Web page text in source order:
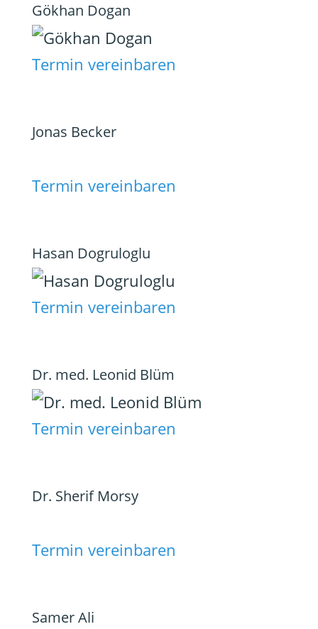
Gökhan Dogan
Termin vereinbaren
Jonas Becker
Termin vereinbaren
Hasan Dogruloglu
Termin vereinbaren
Dr. med. Leonid Blüm
Termin vereinbaren
Dr. Sherif Morsy
Termin vereinbaren
Samer Ali